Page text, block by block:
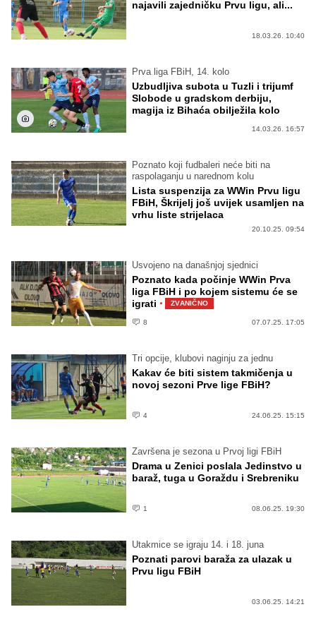
najavili zajedničku Prvu ligu, ali...
18.03.26. 10:40
Prva liga FBiH, 14. kolo
Uzbudljiva subota u Tuzli i trijumf
Slobode u gradskom derbiju,
magija iz Bihaća obilježila kolo
14.03.26. 16:57
Poznato koji fudbaleri neće biti na
raspolaganju u narednom kolu
Lista suspenzija za WWin Prvu ligu
FBiH, Škrijelj još uvijek usamljen na
vrhu liste strijelaca
20.10.25. 09:54
Usvojeno na današnjoj sjednici
Poznato kada počinje WWin Prva
liga FBiH i po kojem sistemu će se
igrati · ZVANIČNO
8 07.07.25. 17:05
Tri opcije, klubovi naginju za jednu
Kakav će biti sistem takmičenja u
novoj sezoni Prve lige FBiH?
4 24.06.25. 15:15
Završena je sezona u Prvoj ligi FBiH
Drama u Zenici poslala Jedinstvo u
baraž, tuga u Goraždu i Srebreniku
1 08.06.25. 19:30
Utakmice se igraju 14. i 18. juna
Poznati parovi baraža za ulazak u
Prvu ligu FBiH
03.06.25. 14:21